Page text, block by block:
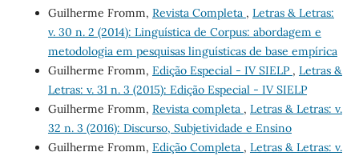
Guilherme Fromm, Revista Completa , Letras & Letras:
v. 30 n. 2 (2014): Linguística de Corpus: abordagem e
metodologia em pesquisas linguísticas de base empírica
Guilherme Fromm, Edição Especial - IV SIELP , Letras &
Letras: v. 31 n. 3 (2015): Edição Especial - IV SIELP
Guilherme Fromm, Revista completa , Letras & Letras: v.
32 n. 3 (2016): Discurso, Subjetividade e Ensino
Guilherme Fromm, Edição Completa , Letras & Letras: v.